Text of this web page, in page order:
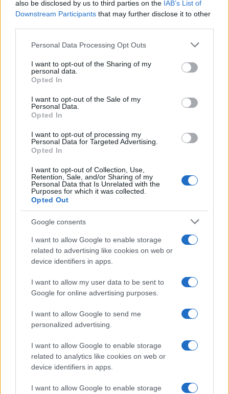
also be disclosed by us to third parties on the IAB’s List of
Downstream Participants that may further disclose it to other
Please note that this website/app uses one or more Google
not limited to your visit or usage behaviour. You may click to
grant or deny consent to Google and its third-party tags to
use your data for below specified purposes in below Google
consent section.
Personal Data Processing Opt Outs
I want to opt-out of the Sharing of my
personal data.
Opted In
I want to opt-out of the Sale of my
Personal Data.
Opted In
I want to opt-out of processing my
Personal Data for Targeted Advertising.
Opted In
I want to opt-out of Collection, Use,
Retention, Sale, and/or Sharing of my
Personal Data that Is Unrelated with the
Purposes for which it was collected.
Opted Out
Google consents
I want to allow Google to enable storage
related to advertising like cookies on web or
device identifiers in apps.
I want to allow my user data to be sent to
Google for online advertising purposes.
I want to allow Google to send me
personalized advertising.
I want to allow Google to enable storage
related to analytics like cookies on web or
device identifiers in apps.
I want to allow Google to enable storage
Sigue leyendo
Plan de comidas semanal con recetas rápidas y
económicas